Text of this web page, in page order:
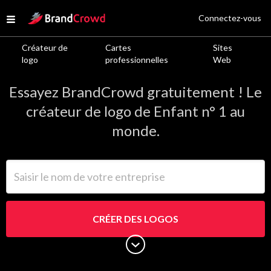
Open menu
Site Logo
Créateur de
logo
Cartes
professionnelles
Sites
Web
Connectez-vous
Logos de Enfant
Essayez BrandCrowd gratuitement ! Le
créateur de logo de Enfant n° 1 au
monde.
CRÉER DES LOGOS